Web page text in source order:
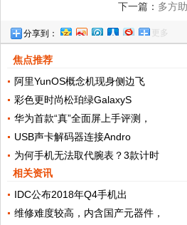
下一篇： 多方
多方
分享到： 更多
焦点推荐
阿里YunOS概念机现身侧边飞
彩色更时尚松珀绿GalaxyS
华为首款“真”全面屏上手评测，
USB声卡解码器连接Andro
为何手机无法取代腕表？3款计时
相关资讯
IDC公布2018年Q4手机出
维修难度较高，内含国产元器件，